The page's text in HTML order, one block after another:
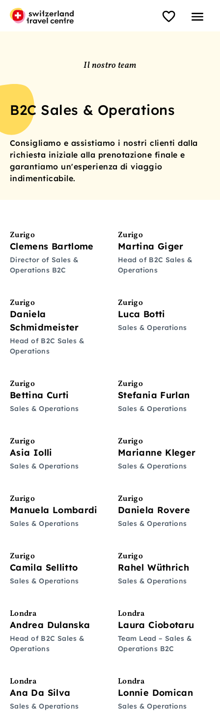
Il nostro team
B2C Sales & Operations
Consigliamo e assistiamo i nostri clienti dalla
richiesta iniziale alla prenotazione finale e
garantiamo un'esperienza di viaggio
indimenticabile.
Zurigo
Clemens Bartlome
Director of Sales &
Operations B2C
Zurigo
Martina Giger
Head of B2C Sales &
Operations
Zurigo
Daniela
Schmidmeister
Head of B2C Sales &
Operations
Zurigo
Luca Botti
Sales & Operations
Zurigo
Bettina Curti
Sales & Operations
Zurigo
Stefania Furlan
Sales & Operations
Zurigo
Asia Iolli
Sales & Operations
Zurigo
Marianne Kleger
Sales & Operations
Zurigo
Manuela Lombardi
Sales & Operations
Zurigo
Daniela Rovere
Sales & Operations
Zurigo
Camila Sellitto
Sales & Operations
Zurigo
Rahel Wüthrich
Sales & Operations
Londra
Andrea Dulanska
Head of B2C Sales &
Operations
Londra
Laura Ciobotaru
Team Lead – Sales &
Operations B2C
Londra
Ana Da Silva
Sales & Operations
Londra
Lonnie Domican
Sales & Operations